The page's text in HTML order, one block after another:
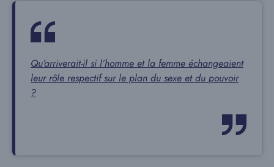
Qu’arriverait-il si l’homme et la femme échangeaient
leur rôle respectif sur le plan du sexe et du pouvoir
?